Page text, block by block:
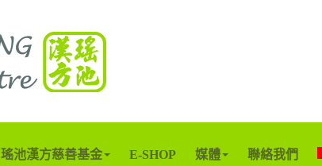
瑤池漢方慈善基金 E-SHOP 媒體 聯絡我們